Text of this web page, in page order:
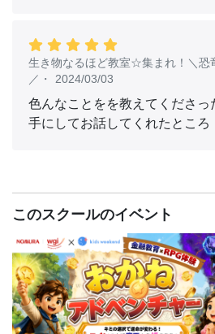
生き物なるほど教室☆集まれ！＼恐
／ ・ 2024/03/03
色んなことをを教えてくださ
手にしてお話してくれたところ
このスクールのイベント